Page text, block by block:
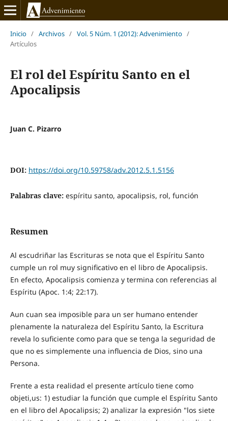
Inicio / Archivos / Vol. 5 Núm. 1 (2012): Advenimiento /
Artículos
El rol del Espíritu Santo en el
Apocalipsis
Juan C. Pizarro
DOI: https://doi.org/10.59758/adv.2012.5.1.5156
Palabras clave: espíritu santo, apocalipsis, rol, función
Resumen
Al escudriñar las Escrituras se nota que el Espíritu Santo
cumple un rol muy significativo en el libro de Apocalipsis.
En efecto, Apocalipsis comienza y termina con referencias al
Espíritu (Apoc. 1:4; 22:17).
Aun cuan sea imposible para un ser humano entender
plenamente la naturaleza del Espíritu Santo, la Escritura
revela lo suficiente como para que se tenga la seguridad de
que no es simplemente una influencia de Dios, sino una
Persona.
Frente a esta realidad el presente artículo tiene como
objeti,us: 1) estudiar la función que cumple el Espíritu Santo
en el libro del Apocalipsis; 2) analizar la expresión "los siete